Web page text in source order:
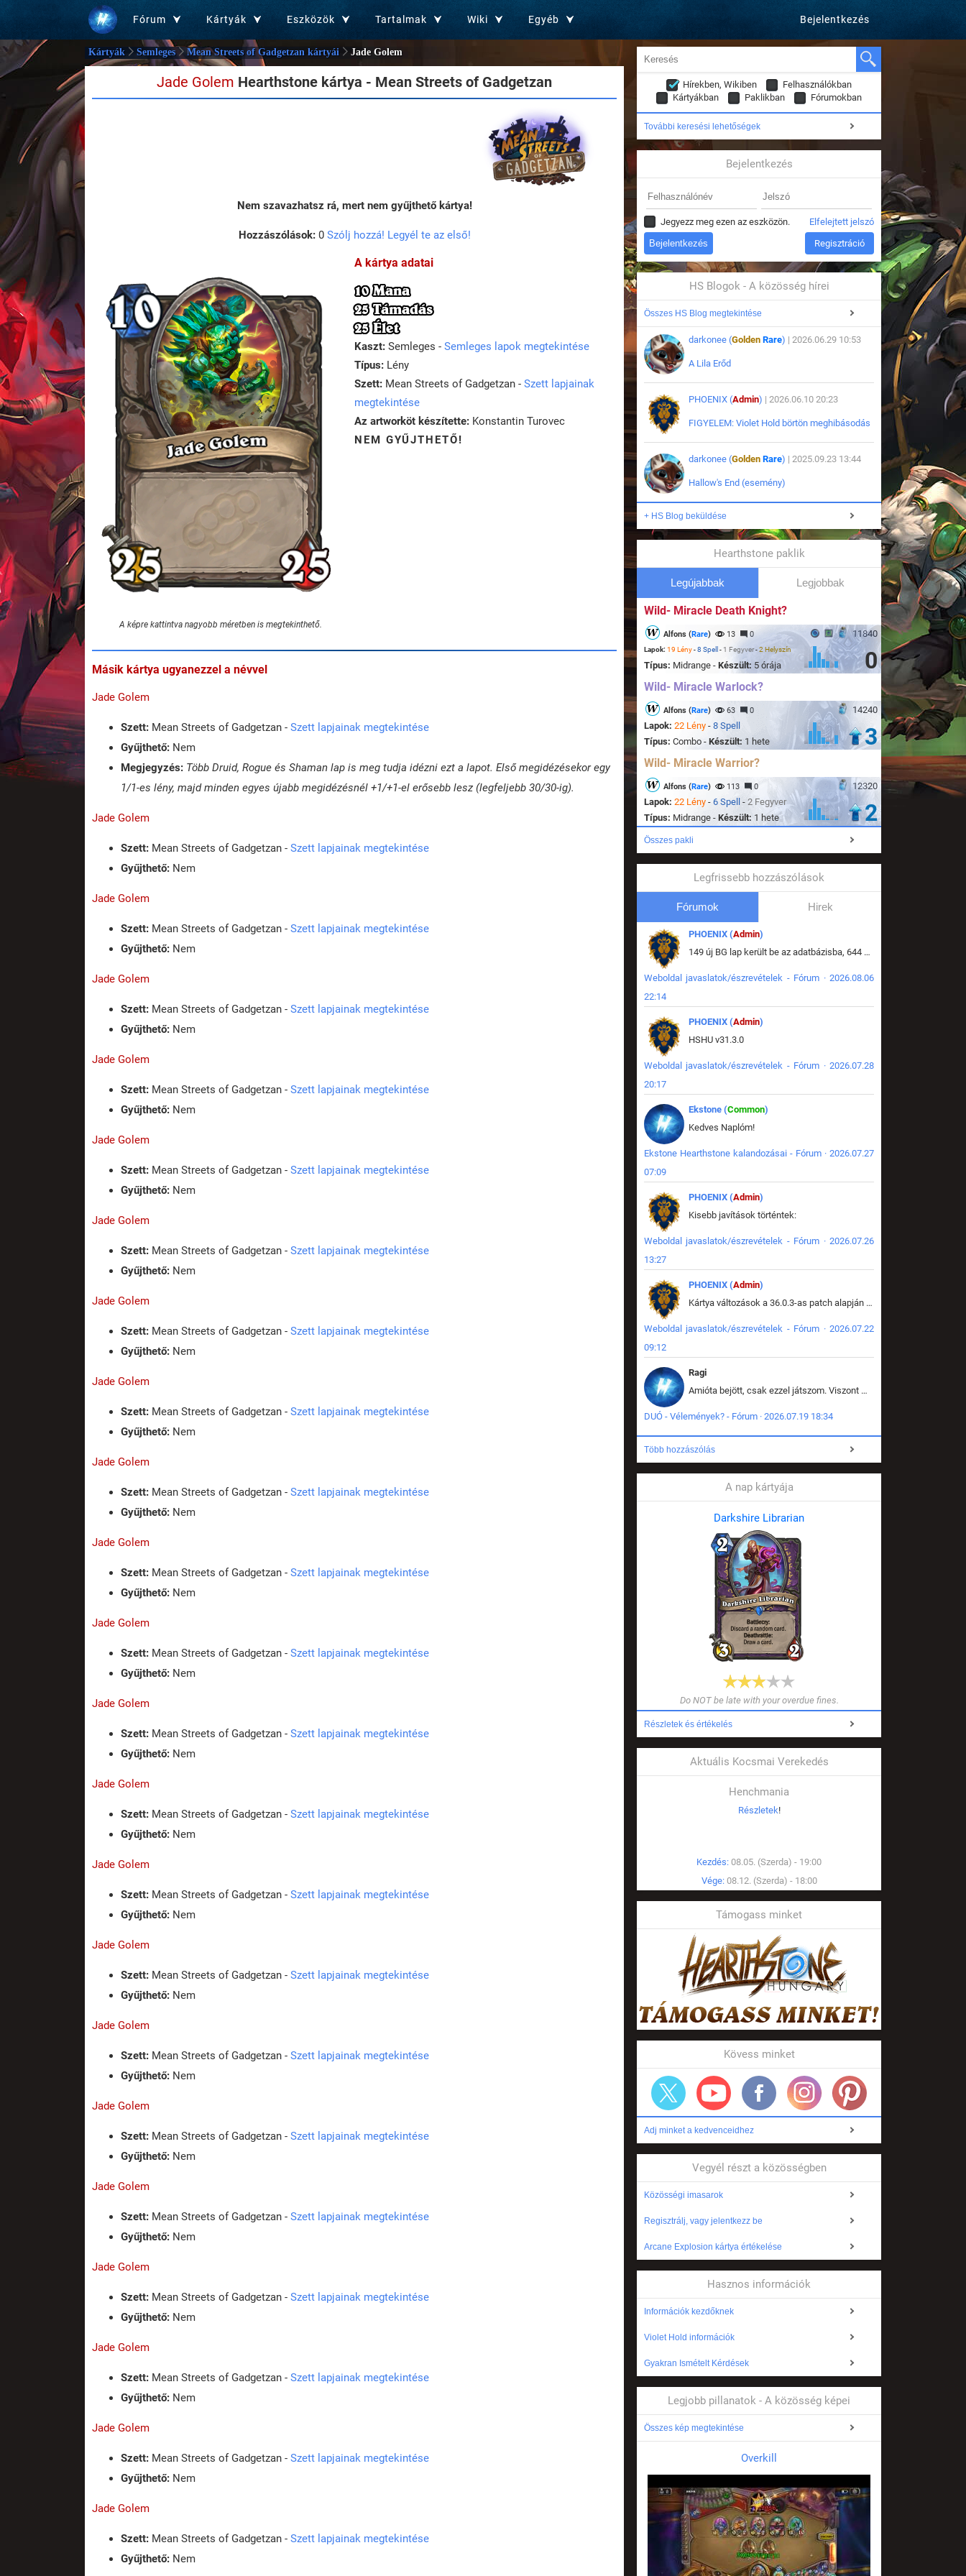
Fórum Kártyák Eszközök Tartalmak Wiki Egyéb Bejelentkezés
Kártyák Semleges Mean Streets of Gadgetzan kártyái Jade Golem
Jade Golem Hearthstone kártya - Mean Streets of Gadgetzan
Nem szavazhatsz rá, mert nem gyűjthető kártya!
Hozzászólások:0 Szólj hozzá! Legyél te az első!
A képre kattintva nagyobb méretben is megtekinthető.
A kártya adatai
10 Mana
25 Támadás
25 Élet
Kaszt: Semleges - Semleges lapok megtekintése
Típus: Lény
Szett: Mean Streets of Gadgetzan - Szett lapjainak
megtekintése
Az artworköt készítette: Konstantin Turovec
NEM GYŰJTHETŐ!
Másik kártya ugyanezzel a névvel
Jade Golem
Szett: Mean Streets of Gadgetzan - Szett lapjainak megtekintése
Gyűjthető: Nem
Megjegyzés: Több Druid, Rogue és Shaman lap is meg tudja idézni ezt a lapot. Első megidézésekor egy
1/1-es lény, majd minden egyes újabb megidézésnél +1/+1-el erősebb lesz (legfeljebb 30/30-ig).
Jade Golem
Szett: Mean Streets of Gadgetzan - Szett lapjainak megtekintése
Gyűjthető: Nem
Jade Golem
Szett: Mean Streets of Gadgetzan - Szett lapjainak megtekintése
Gyűjthető: Nem
Jade Golem
Szett: Mean Streets of Gadgetzan - Szett lapjainak megtekintése
Gyűjthető: Nem
Jade Golem
Szett: Mean Streets of Gadgetzan - Szett lapjainak megtekintése
Gyűjthető: Nem
Jade Golem
Szett: Mean Streets of Gadgetzan - Szett lapjainak megtekintése
Gyűjthető: Nem
Jade Golem
Szett: Mean Streets of Gadgetzan - Szett lapjainak megtekintése
Gyűjthető: Nem
Jade Golem
Szett: Mean Streets of Gadgetzan - Szett lapjainak megtekintése
Gyűjthető: Nem
Jade Golem
Szett: Mean Streets of Gadgetzan - Szett lapjainak megtekintése
Gyűjthető: Nem
Jade Golem
Szett: Mean Streets of Gadgetzan - Szett lapjainak megtekintése
Gyűjthető: Nem
Jade Golem
Szett: Mean Streets of Gadgetzan - Szett lapjainak megtekintése
Gyűjthető: Nem
Jade Golem
Szett: Mean Streets of Gadgetzan - Szett lapjainak megtekintése
Gyűjthető: Nem
Jade Golem
Szett: Mean Streets of Gadgetzan - Szett lapjainak megtekintése
Gyűjthető: Nem
Jade Golem
Szett: Mean Streets of Gadgetzan - Szett lapjainak megtekintése
Gyűjthető: Nem
Jade Golem
Szett: Mean Streets of Gadgetzan - Szett lapjainak megtekintése
Gyűjthető: Nem
Jade Golem
Szett: Mean Streets of Gadgetzan - Szett lapjainak megtekintése
Gyűjthető: Nem
Jade Golem
Szett: Mean Streets of Gadgetzan - Szett lapjainak megtekintése
Gyűjthető: Nem
Jade Golem
Szett: Mean Streets of Gadgetzan - Szett lapjainak megtekintése
Gyűjthető: Nem
Jade Golem
Szett: Mean Streets of Gadgetzan - Szett lapjainak megtekintése
Gyűjthető: Nem
Jade Golem
Szett: Mean Streets of Gadgetzan - Szett lapjainak megtekintése
Gyűjthető: Nem
Jade Golem
Szett: Mean Streets of Gadgetzan - Szett lapjainak megtekintése
Gyűjthető: Nem
Jade Golem
Szett: Mean Streets of Gadgetzan - Szett lapjainak megtekintése
Gyűjthető: Nem
Jade Golem
Szett: Mean Streets of Gadgetzan - Szett lapjainak megtekintése
Gyűjthető: Nem
Hírekben, Wikiben
Felhasználókban
Kártyákban
Paklikban Fórumokban
További keresési lehetőségek
Bejelentkezés
Jegyezz meg ezen az eszközön. Elfelejtett jelszó
Regisztráció
HS Blogok - A közösség hírei
Összes HS Blog megtekintése
darkonee (Golden Rare) | 2026.06.29 10:53
A Lila Erőd
PHOENIX (Admin) | 2026.06.10 20:23
FIGYELEM: Violet Hold börtön meghibásodás
darkonee (Golden Rare) | 2025.09.23 13:44
Hallow's End (esemény)
+ HS Blog beküldése
Hearthstone paklik
Legújabbak Legjobbak
Wild- Miracle Death Knight?
11840
Alfons (Rare) 13 0
Lapok: 19 Lény-8 Spell - 1 Fegyver-2 Helyszín
Típus: Midrange - Készült: 5 órája 0
Wild- Miracle Warlock?
14240
Alfons (Rare) 63 0
Lapok: 22 Lény - 8 Spell
Típus: Combo - Készült: 1 hete 3
Wild- Miracle Warrior?
12320
Alfons (Rare) 113 0
Lapok: 22 Lény - 6 Spell - 2 Fegyver
Típus: Midrange - Készült: 1 hete 2
Összes pakli
Legfrissebb hozzászólások
Fórumok Hirek
PHOENIX (Admin)
149 új BG lap került be az adatbázisba, 644 db meglévő BG lap módosult, bekerültek az új képek a megváltozott lapokhoz is.
Weboldal javaslatok/észrevételek - Fórum · 2026.08.06
22:14
PHOENIX (Admin)
HSHU v31.3.0
Weboldal javaslatok/észrevételek - Fórum · 2026.07.28
20:17
Ekstone (Common)
Kedves Naplóm!
Ekstone Hearthstone kalandozásai - Fórum · 2026.07.27
07:09
PHOENIX (Admin)
Kisebb javítások történtek:
Weboldal javaslatok/észrevételek - Fórum · 2026.07.26
13:27
PHOENIX (Admin)
Kártya változások a 36.0.3-as patch alapján frissítve az adatbázisban (képek is cserélve).
Weboldal javaslatok/észrevételek - Fórum · 2026.07.22
09:12
Ragi
Amióta bejött, csak ezzel játszom. Viszont mint minden más - akár az alapjáték is, ez is baromira összetett lett. Néha már pár kör után is esélytelen az egész. Vagy irreállisan túltápol valaki, vagy lelép a partner, vagy csak hülye mint a segg. És amikor eljönne az én időm, na akkor jön el mindenki másé is. Engem jobban érdekelne, hogy ki milyen ratingen szokott játszani. Na ez lenne egy érdekes adat.
DUÓ - Vélemények? - Fórum · 2026.07.19 18:34
Több hozzászólás
A nap kártyája
Darkshire Librarian
Do NOT be late with your overdue fines.
Részletek és értékelés
Aktuális Kocsmai Verekedés
Henchmania
Részletek!
Kezdés: 08.05. (Szerda) - 19:00
Vége: 08.12. (Szerda) - 18:00
Támogass minket
Kövess minket
Adj minket a kedvenceidhez
Vegyél részt a közösségben
Közösségi imasarok
Regisztrálj, vagy jelentkezz be
Arcane Explosion kártya értékelése
Hasznos információk
Információk kezdőknek
Violet Hold információk
Gyakran Ismételt Kérdések
Legjobb pillanatok - A közösség képei
Összes kép megtekintése
Overkill